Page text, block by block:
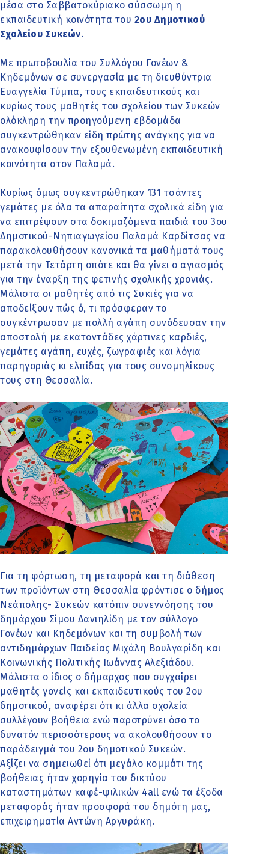
μέσα στο Σαββατοκύριακο σύσσωμη η
εκπαιδευτική κοινότητα του 2ου Δημοτικού
Σχολείου Συκεών.
Με πρωτοβουλία του Συλλόγου Γονέων &
Κηδεμόνων σε συνεργασία με τη διευθύντρια
Ευαγγελία Τύμπα, τους εκπαιδευτικούς και
κυρίως τους μαθητές του σχολείου των Συκεών
ολόκληρη την προηγούμενη εβδομάδα
συγκεντρώθηκαν είδη πρώτης ανάγκης για να
ανακουφίσουν την εξουθενωμένη εκπαιδευτική
κοινότητα στον Παλαμά.
Κυρίως όμως συγκεντρώθηκαν 131 τσάντες
γεμάτες με όλα τα απαραίτητα σχολικά είδη για
να επιτρέψουν στα δοκιμαζόμενα παιδιά του 3ου
Δημοτικού-Νηπιαγωγείου Παλαμά Καρδίτσας να
παρακολουθήσουν κανονικά τα μαθήματά τους
μετά την Τετάρτη οπότε και θα γίνει ο αγιασμός
για την έναρξη της φετινής σχολικής χρονιάς.
Μάλιστα οι μαθητές από τις Συκιές για να
αποδείξουν πώς ό, τι πρόσφεραν το
συγκέντρωσαν με πολλή αγάπη συνόδευσαν την
αποστολή με εκατοντάδες χάρτινες καρδιές,
γεμάτες αγάπη, ευχές, ζωγραφιές και λόγια
παρηγοριάς κι ελπίδας για τους συνομηλίκους
τους στη Θεσσαλία.
Για τη φόρτωση, τη μεταφορά και τη διάθεση
των προϊόντων στη Θεσσαλία φρόντισε ο δήμος
Νεάπολης- Συκεών κατόπιν συνεννόησης του
δημάρχου Σίμου Δανιηλίδη με τον σύλλογο
Γονέων και Κηδεμόνων και τη συμβολή των
αντιδημάρχων Παιδείας Μιχάλη Βουλγαρίδη και
Κοινωνικής Πολιτικής Ιωάννας Αλεξιάδου.
Μάλιστα ο ίδιος ο δήμαρχος που συγχαίρει
μαθητές γονείς και εκπαιδευτικούς του 2ου
δημοτικού, αναφέρει ότι κι άλλα σχολεία
συλλέγουν βοήθεια ενώ παροτρύνει όσο το
δυνατόν περισσότερους να ακολουθήσουν το
παράδειγμά του 2ου δημοτικού Συκεών.
Αξίζει να σημειωθεί ότι μεγάλο κομμάτι της
βοήθειας ήταν χορηγία του δικτύου
καταστημάτων καφέ-ψιλικών 4all ενώ τα έξοδα
μεταφοράς ήταν προσφορά του δημότη μας,
επιχειρηματία Αντώνη Αργυράκη.